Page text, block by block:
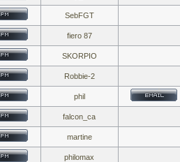
SebFGT
fiero 87
SKORPIO
Robbie-2
phil
falcon_ca
martine
philomax